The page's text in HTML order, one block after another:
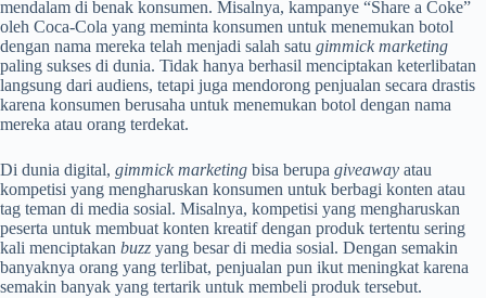
mendalam di benak konsumen. Misalnya, kampanye “Share a Coke”
oleh Coca-Cola yang meminta konsumen untuk menemukan botol
dengan nama mereka telah menjadi salah satu gimmick marketing
paling sukses di dunia. Tidak hanya berhasil menciptakan keterlibatan
langsung dari audiens, tetapi juga mendorong penjualan secara drastis
karena konsumen berusaha untuk menemukan botol dengan nama
mereka atau orang terdekat.
Di dunia digital, gimmick marketing bisa berupa giveaway atau
kompetisi yang mengharuskan konsumen untuk berbagi konten atau
tag teman di media sosial. Misalnya, kompetisi yang mengharuskan
peserta untuk membuat konten kreatif dengan produk tertentu sering
kali menciptakan buzz yang besar di media sosial. Dengan semakin
banyaknya orang yang terlibat, penjualan pun ikut meningkat karena
semakin banyak yang tertarik untuk membeli produk tersebut.